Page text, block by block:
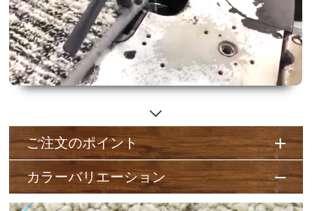
ご注文のポイント
カラーバリエーション